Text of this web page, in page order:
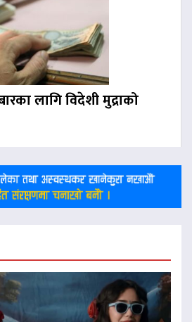
लागि विदेशी मुद्राको